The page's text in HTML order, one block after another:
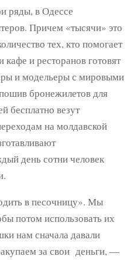
ряды, в Одессе
Причем «тысячи» это
тех, кто помогает
и ресторанов готовят
и модельеры с мировыми
бронежилетов для
бесплатно везут
на молдавской
день сотни человек
в песочницу». Мы
потом использовать их
нам сначала давали
за свои деньги, —